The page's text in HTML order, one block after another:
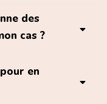
y voir clair
des
cas ?
en